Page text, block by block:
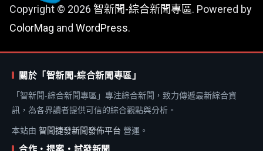
Copyright © 2026 智新聞-綜合新聞專區. Powered by
ColorMag and WordPress.
關於「智新聞-綜合新聞專區」
「智新聞-綜合新聞專區」專注綜合新聞，致力傳遞最新綜合資
訊，為各界讀者提供可信的綜合觀點與分析。
本站由 智聞捷發新聞發佈平台 營運。
合作・提案・試發新聞